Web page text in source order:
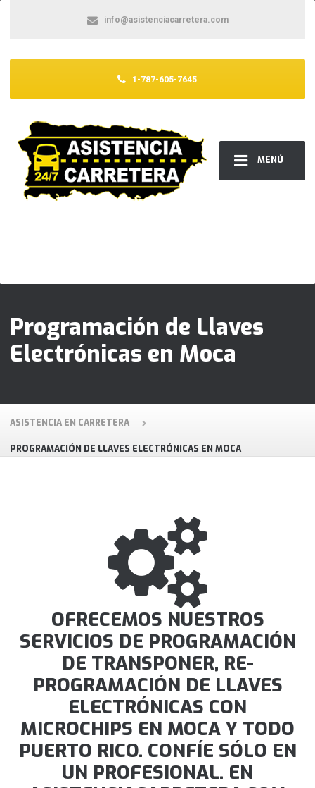
MENÚ
info@asistenciacarretera.com
1-787-605-7645
Programación de Llaves
Electrónicas en Moca
ASISTENCIA EN CARRETERA
PROGRAMACIÓN DE LLAVES ELECTRÓNICAS EN MOCA
OFRECEMOS NUESTROS
SERVICIOS DE PROGRAMACIÓN
DE TRANSPONER, RE-
PROGRAMACIÓN DE LLAVES
ELECTRÓNICAS CON
MICROCHIPS EN MOCA Y TODO
PUERTO RICO. CONFÍE SÓLO EN
UN PROFESIONAL. EN